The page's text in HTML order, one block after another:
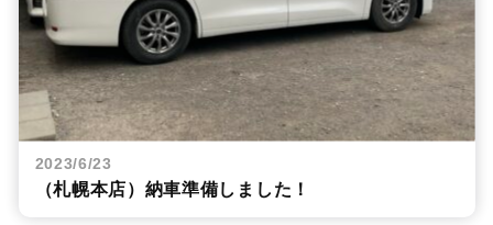
2023/6/23
（札幌本店）納車準備しました！